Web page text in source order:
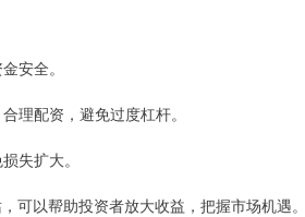
安全。
理配资，避免过度杠杆。
失扩大。
可以帮助投资者放大收益，把握市场机遇